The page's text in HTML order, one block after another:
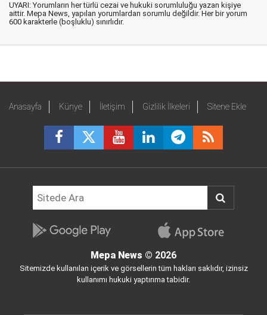
UYARI: Yorumların her türlü cezai ve hukuki sorumluluğu yazan kişiye
aittir. Mepa News, yapılan yorumlardan sorumlu değildir. Her bir yorum
600 karakterle (boşluklu) sınırlıdır.
Anasayfa Künye İletişim Gizlilik İlkeleri Sitene Ekle
Mepa News © 2026
Sitemizde kullanılan içerik ve görsellerin tüm hakları saklıdır, izinsiz
kullanımı hukuki yaptırıma tabidir.